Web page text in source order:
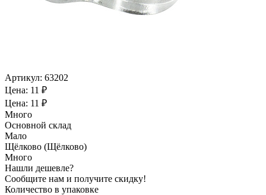
Артикул: 63202
Цена: 11 ₽
Цена: 11 ₽
Много
Основной склад
Мало
Щёлково (Щёлково)
Много
Нашли дешевле?
Сообщите нам и получите скидку!
Количество в упаковке